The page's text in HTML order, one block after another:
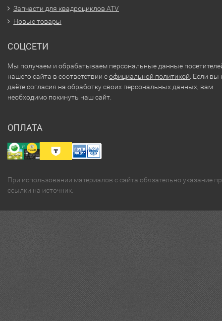
Запчасти для квадроциклов ATV
Новые товары
СОЦСЕТИ
Мы получаем и обрабатываем персональные данные
нашего сайта в соответствии софициальной политикой . Если вы
даёте согласия на обработку своих персональных данных, вам
необходимо покинуть наш сайт.
ОПЛАТА
При использовании материалов с сайта обязательно указание
ссылки на источник.